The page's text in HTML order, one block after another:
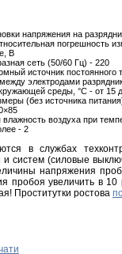
напряжения на
погрешность
В
сеть (50/60 Гц) - 220
источник постоянного
электродами
среды, °C - от 15
(без источника
воздуха при
- 2
в службах
и систем (силовые
напряжения
пробоя увеличить в
Проститутки ростова